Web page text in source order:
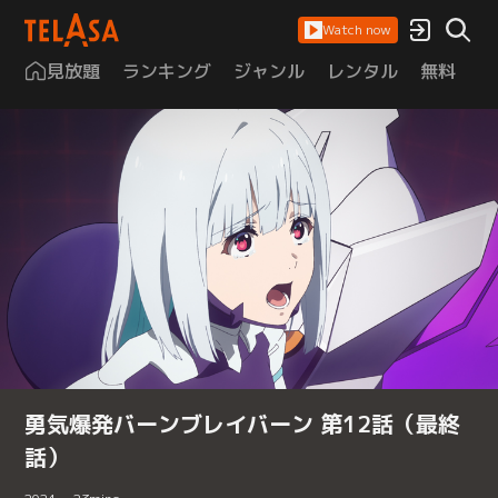
Watch now
見放題 ランキング ジャンル レンタル 無料
勇気爆発バーンブレイバーン 第12話（最終
話）